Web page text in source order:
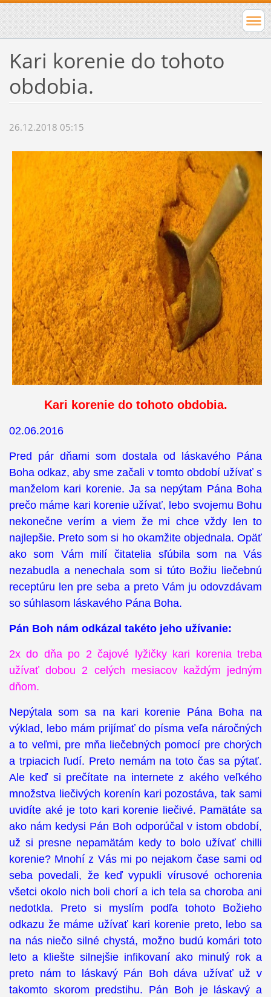
Kari korenie do tohoto
obdobia.
26.12.2018 05:15
Kari korenie do tohoto obdobia.
02.06.2016
Pred pár dňami som dostala od láskavého Pána
Boha odkaz, aby sme začali v tomto období užívať s
manželom kari korenie. Ja sa nepýtam Pána Boha
prečo máme kari korenie užívať, lebo svojemu Bohu
nekonečne verím a viem že mi chce vždy len to
najlepšie. Preto som si ho okamžite objednala. Opäť
ako som Vám milí čitatelia sľúbila som na Vás
nezabudla a nenechala som si túto Božiu liečebnú
receptúru len pre seba a preto Vám ju odovzdávam
so súhlasom láskavého Pána Boha.
Pán Boh nám odkázal takéto jeho užívanie:
2x do dňa po 2 čajové lyžičky kari korenia treba
užívať dobou 2 celých mesiacov každým jedným
dňom.
Nepýtala som sa na kari korenie Pána Boha na
výklad, lebo mám prijímať do písma veľa náročných
a to veľmi, pre mňa liečebných pomocí pre chorých
a trpiacich ľudí. Preto nemám na toto čas sa pýtať.
Ale keď si prečítate na internete z akého veľkého
množstva liečivých korenín kari pozostáva, tak sami
uvidíte aké je toto kari korenie liečivé. Pamätáte sa
ako nám kedysi Pán Boh odporúčal v istom období,
už si presne nepamätám kedy to bolo užívať chilli
korenie? Mnohí z Vás mi po nejakom čase sami od
seba povedali, že keď vypukli vírusové ochorenia
všetci okolo nich boli chorí a ich tela sa choroba ani
nedotkla. Preto si myslím podľa tohoto Božieho
odkazu že máme užívať kari korenie preto, lebo sa
na nás niečo silné chystá, možno budú komári toto
leto a kliešte silnejšie infikovaní ako minulý rok a
preto nám to láskavý Pán Boh dáva užívať už v
takomto skorom predstihu. Pán Boh je láskavý a